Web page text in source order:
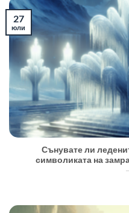
Сънувате ли
символиката на
27
юли